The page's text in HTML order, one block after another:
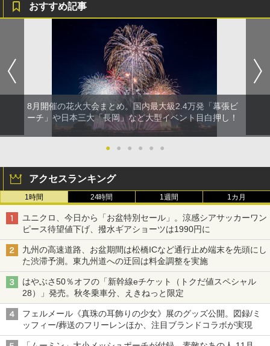
おすすめ記事
8月開催の花火大会まとめ。国内最大級2.4万発「幕張ビ
ーチ」や日本三大「長岡」など大型イベント目白押し！
● ● ● ● ● ●
アクセスランキング
1時間 24時間 1週間 1カ月
ユニクロ、今日から「お盆特別セール」。涼感シアサッカーワン
ピース待望値下げ、撥水ギアショーツは1990円に
九州の高速道路、お盆期間は松橋ICなど通行止め端末を先頭にし
た渋滞予測。東九州道への迂回は料金調整を実施
はやぶさ50％オフの「新幹線eチケット（トクだ値スペシャル
28）」発売。秋冬乗車分、えきねっと限定
フェルメール《真珠の耳飾りの少女》展のグッズ公開。図録/ミ
ッフィー/葬送のフリーレンほか、注目ブランドコラボが実現